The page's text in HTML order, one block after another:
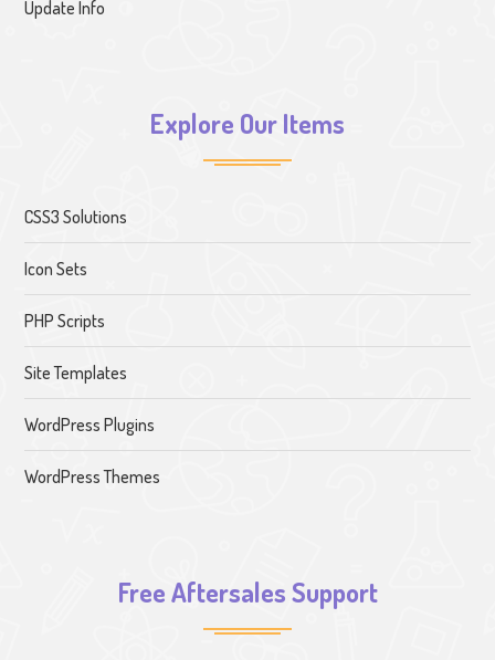
Update Info
Explore Our Items
CSS3 Solutions
Icon Sets
PHP Scripts
Site Templates
WordPress Plugins
WordPress Themes
Free Aftersales Support